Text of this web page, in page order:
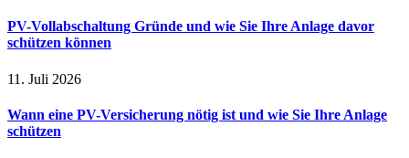
PV-Vollabschaltung Gründe und wie Sie Ihre Anlage davor
schützen können
11. Juli 2026
Wann eine PV-Versicherung nötig ist und wie Sie Ihre Anlage
schützen